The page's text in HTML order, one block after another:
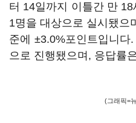
터 14일까지 이틀간 만
1명을 대상으로 실시됐으
준에 ±3.0%포인트입니다
으로 진행됐으며, 응답률
(그래픽=